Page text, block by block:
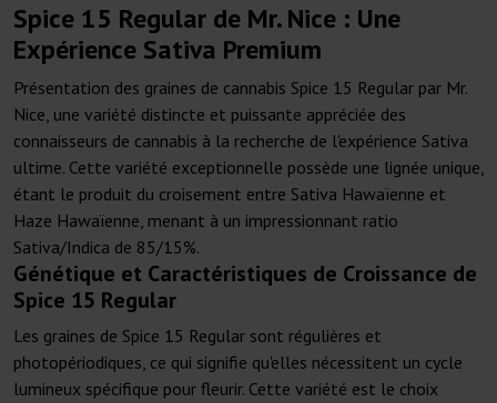
Spice 15 Regular de Mr. Nice : Une
Expérience Sativa Premium
Présentation des graines de cannabis Spice 15 Regular par Mr.
Nice, une variété distincte et puissante appréciée des
connaisseurs de cannabis à la recherche de l'expérience Sativa
ultime. Cette variété exceptionnelle possède une lignée unique,
étant le produit du croisement entre Sativa Hawaïenne et
Haze Hawaïenne, menant à un impressionnant ratio
Sativa/Indica de 85/15%.
Génétique et Caractéristiques de Croissance de
Spice 15 Regular
Les graines de Spice 15 Regular sont régulières et
photopériodiques, ce qui signifie qu'elles nécessitent un cycle
lumineux spécifique pour fleurir. Cette variété est le choix